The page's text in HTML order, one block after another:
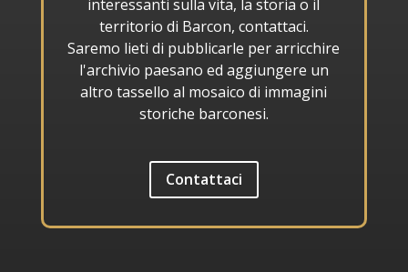
interessanti sulla vita, la storia o il
territorio di Barcon, contattaci.
Saremo lieti di pubblicarle per arricchire
l'archivio paesano ed aggiungere un
altro tassello al mosaico di immagini
storiche barconesi.
Contattaci